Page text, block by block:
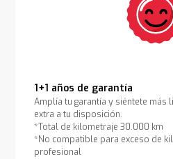
1+1 años de garantía
Amplía tu garantía y siéntete más
extra a tu disposición.
*Total de kilometraje 30.000 km
*No compatible para exceso de
profesional